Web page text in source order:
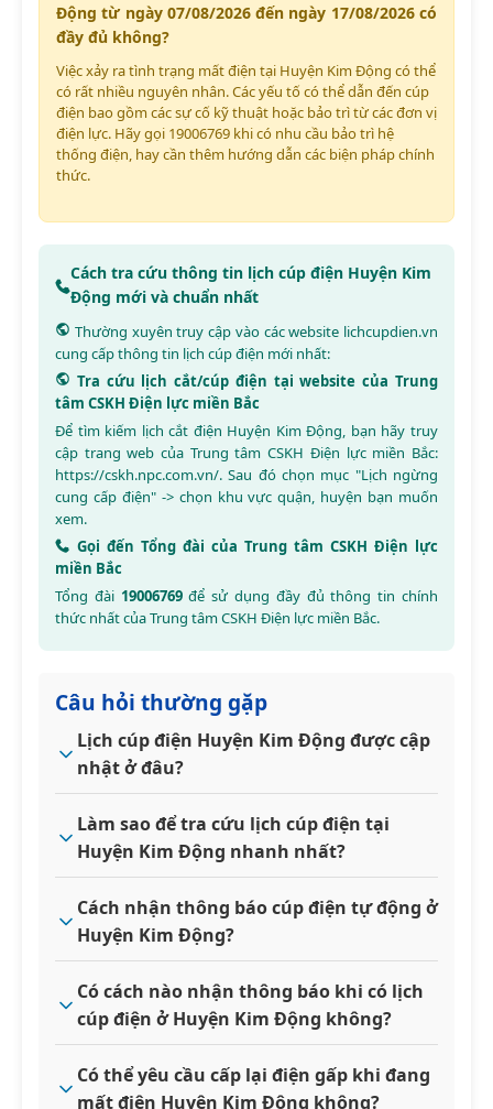
Động từ ngày 07/08/2026 đến ngày 17/08/2026 có
đầy đủ không?
Việc xảy ra tình trạng mất điện tại Huyện Kim Động có thể
có rất nhiều nguyên nhân. Các yếu tố có thể dẫn đến cúp
điện bao gồm các sự cố kỹ thuật hoặc bảo trì từ các đơn vị
điện lực. Hãy gọi 19006769 khi có nhu cầu bảo trì hệ
thống điện, hay cần thêm hướng dẫn các biện pháp chính
thức.
Cách tra cứu thông tin lịch cúp điện Huyện Kim
Động mới và chuẩn nhất
Thường xuyên truy cập vào các website lichcupdien.vn
cung cấp thông tin lịch cúp điện mới nhất:
Tra cứu lịch cắt/cúp điện tại website của Trung
tâm CSKH Điện lực miền Bắc
Để tìm kiếm lịch cắt điện Huyện Kim Động, bạn hãy truy
cập trang web của Trung tâm CSKH Điện lực miền Bắc:
https://cskh.npc.com.vn/. Sau đó chọn mục "Lịch ngừng
cung cấp điện" -> chọn khu vực quận, huyện bạn muốn
xem.
Gọi đến Tổng đài của Trung tâm CSKH Điện lực
miền Bắc
Tổng đài 19006769để sử dụng đầy đủ thông tin chính
thức nhất của Trung tâm CSKH Điện lực miền Bắc.
Câu hỏi thường gặp
Lịch cúp điện Huyện Kim Động được cập
nhật ở đâu?
Làm sao để tra cứu lịch cúp điện tại
Huyện Kim Động nhanh nhất?
Cách nhận thông báo cúp điện tự động ở
Huyện Kim Động?
Có cách nào nhận thông báo khi có lịch
cúp điện ở Huyện Kim Động không?
Có thể yêu cầu cấp lại điện gấp khi đang
mất điện Huyện Kim Động không?